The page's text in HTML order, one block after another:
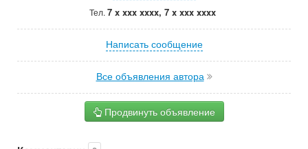
Тел. 7 x xxx xxxx, 7 x xxx xxxx
Написать сообщение
Все объявления автора
Продвинуть объявление